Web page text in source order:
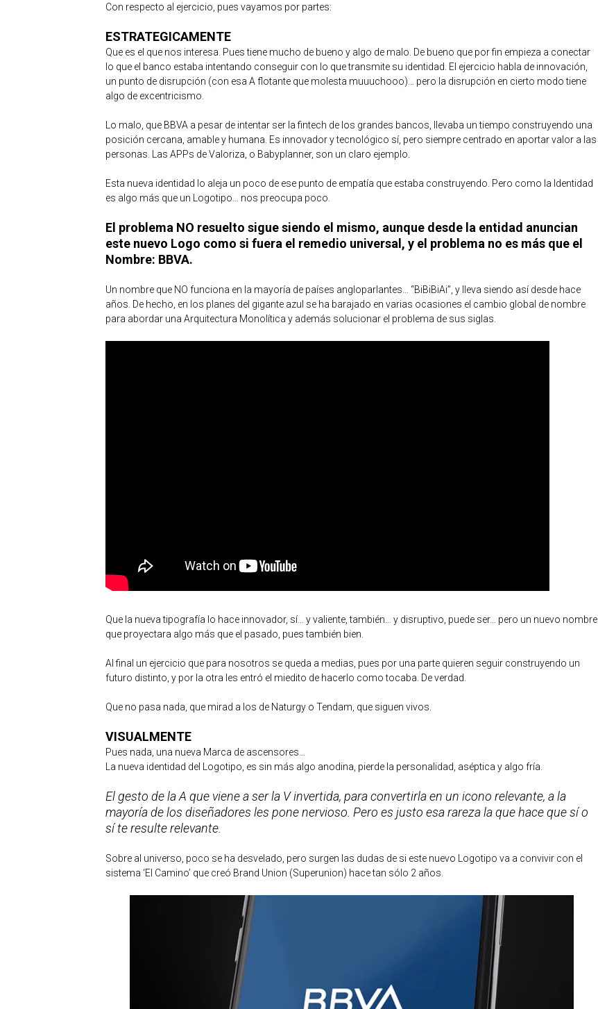
Con respecto al ejercicio, pues vayamos por partes:
ESTRATEGICAMENTE
Que es el que nos interesa. Pues tiene mucho de bueno y algo de malo. De bueno que por fin empieza a conectar
lo que el banco estaba intentando conseguir con lo que transmite su identidad. El ejercicio habla de innovación,
un punto de disrupción (con esa A flotante que molesta muuuchooo)… pero la disrupción en cierto modo tiene
algo de excentricismo.
Lo malo, que BBVA a pesar de intentar ser la fintech de los grandes bancos, llevaba un tiempo construyendo una
posición cercana, amable y humana. Es innovador y tecnológico sí, pero siempre centrado en aportar valor a las
personas. Las APPs de Valoriza, o Babyplanner, son un claro ejemplo.
Esta nueva identidad lo aleja un poco de ese punto de empatía que estaba construyendo. Pero como la Identidad
es algo más que un Logotipo… nos preocupa poco.
El problema NO resuelto sigue siendo el mismo, aunque desde la entidad anuncian
este nuevo Logo como si fuera el remedio universal, y el problema no es más que el
Nombre: BBVA.
Un nombre que NO funciona en la mayoría de países angloparlantes… “BiBiBiAi”, y lleva siendo así desde hace
años. De hecho, en los planes del gigante azul se ha barajado en varias ocasiones el cambio global de nombre
para abordar una Arquitectura Monolítica y además solucionar el problema de sus siglas.
Que la nueva tipografía lo hace innovador, sí… y valiente, también… y disruptivo, puede ser… pero un nuevo nombre
que proyectara algo más que el pasado, pues también bien.
Al final un ejercicio que para nosotros se queda a medias, pues por una parte quieren seguir construyendo un
futuro distinto, y por la otra les entró el miedito de hacerlo como tocaba. De verdad.
Que no pasa nada, que mirad a los de Naturgy o Tendam, que siguen vivos.
VISUALMENTE
Pues nada, una nueva Marca de ascensores…
La nueva identidad del Logotipo, es sin más algo anodina, pierde la personalidad, aséptica y algo fría.
El gesto de la A que viene a ser la V invertida, para convertirla en un icono relevante, a la
mayoría de los diseñadores les pone nervioso. Pero es justo esa rareza la que hace que sí o
sí te resulte relevante.
Sobre al universo, poco se ha desvelado, pero surgen las dudas de si este nuevo Logotipo va a convivir con el
sistema ‘El Camino’ que creó Brand Union (Superunion) hace tan sólo 2 años.